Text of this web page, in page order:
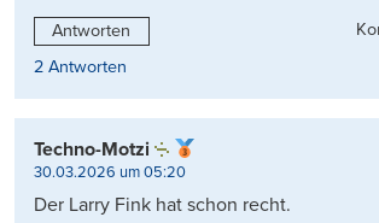
Antworten
2 Antworten
Techno-Motzi
30.03.2026 um 05:20
Der Larry Fink hat schon recht.